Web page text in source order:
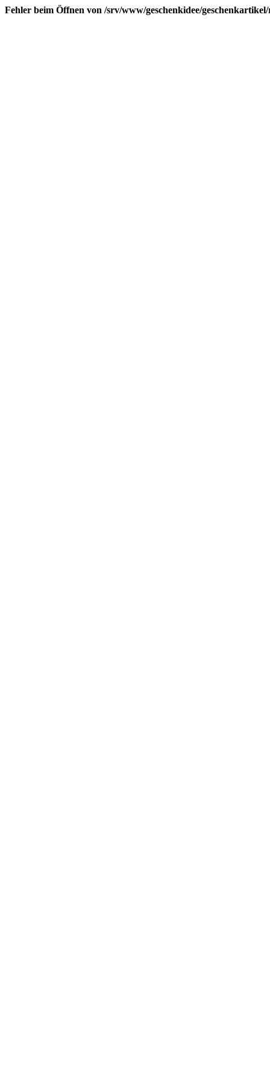
Fehler beim Öffnen von /srv/www/geschenkidee/